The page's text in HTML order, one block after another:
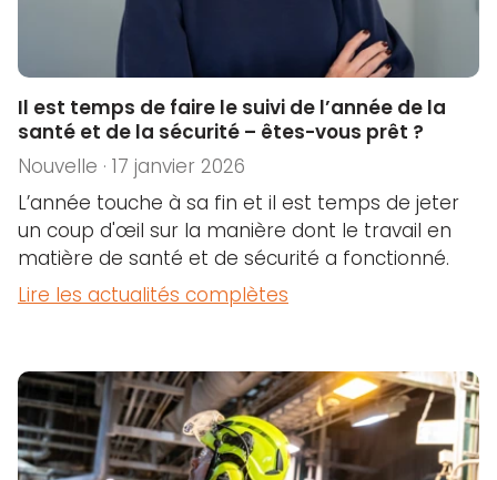
Il est temps de faire le suivi de l’année de la
santé et de la sécurité – êtes-vous prêt ?
Nouvelle · 17 janvier 2026
L’année touche à sa fin et il est temps de jeter
un coup d'œil sur la manière dont le travail en
matière de santé et de sécurité a fonctionné.
Lire les actualités complètes